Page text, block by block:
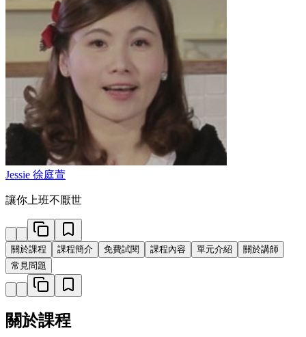
Jessie 徐庭萱
讓你上班不厭世
關於課程 課程簡介 免費試閱 課程內容 單元介紹
關於講師
常見問題
關於課程